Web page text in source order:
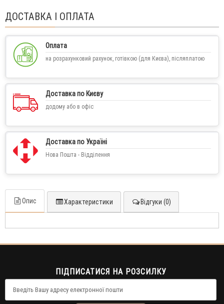
ДОСТАВКА І ОПЛАТА
Оплата
на розрахунковий рахунок, готівкою (для Києва), післяплатою
Доставка по Києву
додому або в офіс
Доставка по Україні
Нова Пошта - Відділення
Опис Характеристики Відгуки (0)
ПІДПИСАТИСЯ НА РОЗСИЛКУ